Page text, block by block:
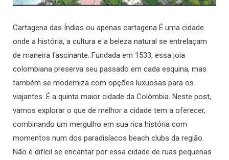
Cartagena das Índias ou apenas cartagena É uma cidade
onde a história, a cultura e a beleza natural se entrelaçam
de maneira fascinante. Fundada em 1533, essa joia
colombiana preserva seu passado em cada esquina, mas
também se moderniza com opções luxuosas para os
viajantes. É a quinta maior cidade da Colômbia. Neste post,
vamos explorar o que de melhor a cidade tem a oferecer,
combinando um mergulho em sua rica história com
momentos num dos paradisíacos beach clubs da região.
Não é difícil se encantar por essa cidade de ruas pequenas